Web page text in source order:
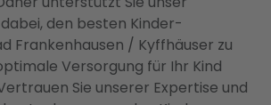
den besten Kinder-
Frankenhausen / Kyffhäuser zu
Versorgung für Ihr Kind
Sie unserer Expertise und